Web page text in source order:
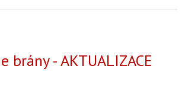
brány - AKTUALIZACE